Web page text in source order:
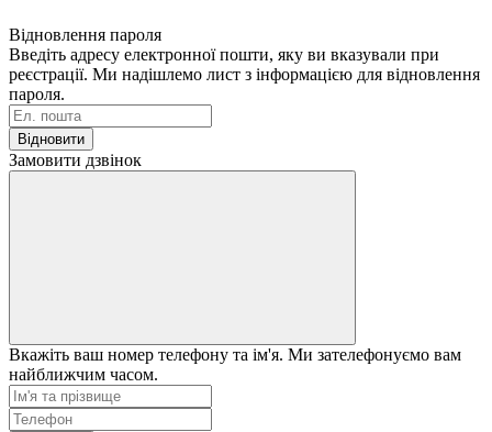
Відновлення пароля
Введіть адресу електронної пошти, яку ви вказували при
реєстрації. Ми надішлемо лист з інформацією для відновлення
пароля.
Відновити
Замовити дзвінок
Вкажіть ваш номер телефону та ім'я. Ми зателефонуємо вам
найближчим часом.